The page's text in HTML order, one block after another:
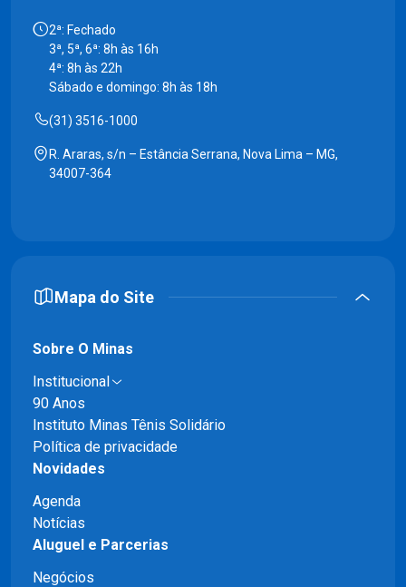
2ª: Fechado
3ª, 5ª, 6ª: 8h às 16h
4ª: 8h às 22h
Sábado e domingo: 8h às 18h
(31) 3516-1000
R. Araras, s/n – Estância Serrana, Nova Lima – MG,
34007-364
Mapa do Site
Sobre O Minas
Institucional
90 Anos
Instituto Minas Tênis Solidário
Política de privacidade
Novidades
Agenda
Notícias
Aluguel e Parcerias
Negócios